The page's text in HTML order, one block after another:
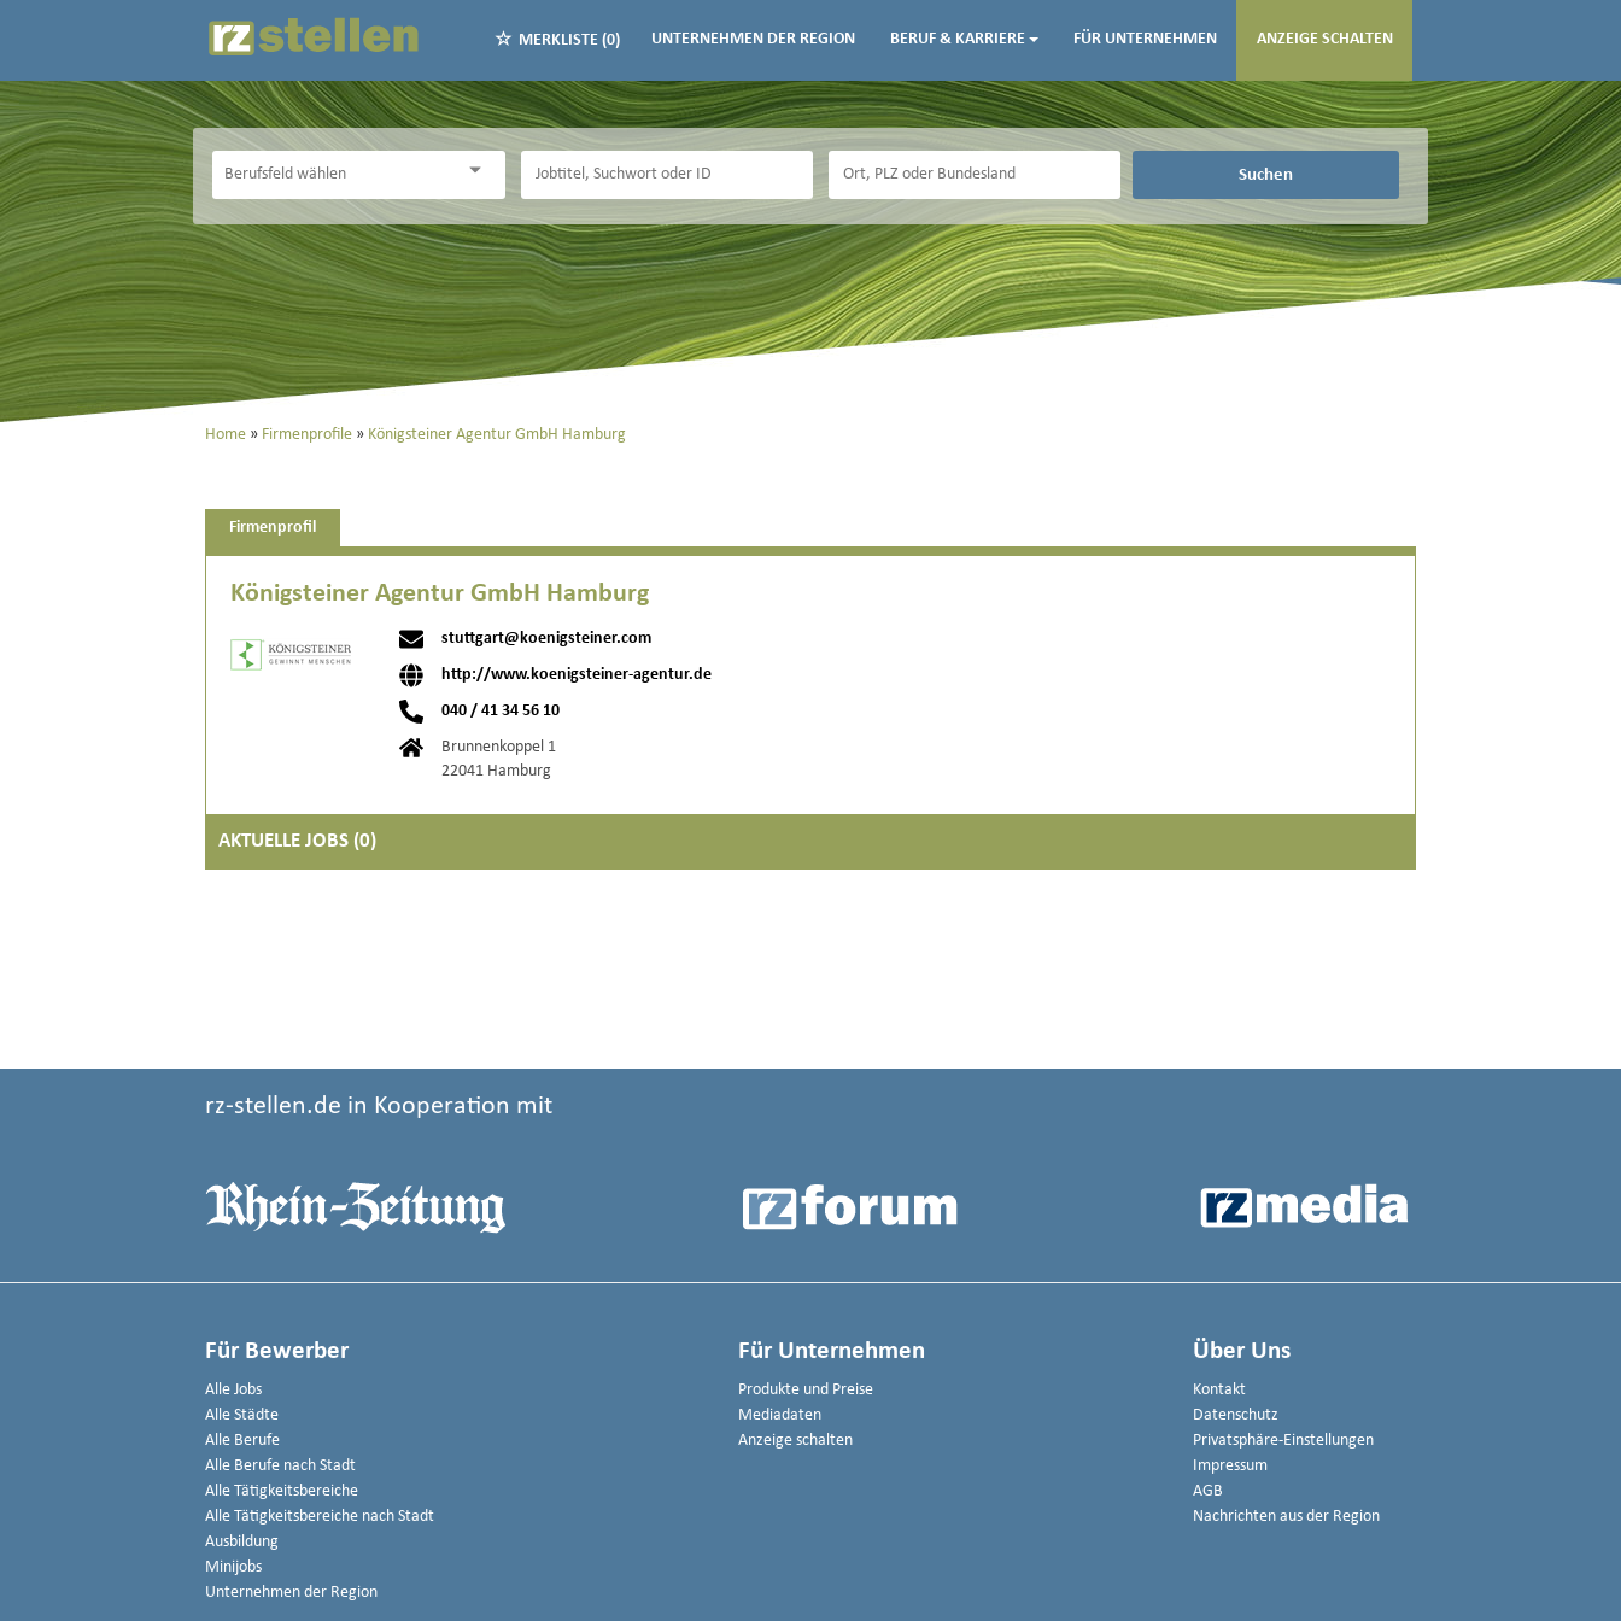
MERKLISTE (0) UNTERNEHMEN DER REGION BERUF & KARRIERE FÜR UNTERNEHMEN ANZEIGE SCHALTEN
Suchen
Home Firmenprofile Königsteiner Agentur GmbH Hamburg
Firmenprofil
Königsteiner Agentur GmbH Hamburg
stuttgart@koenigsteiner.com
http://www.koenigsteiner-agentur.de
040 / 41 34 56 10
Brunnenkoppel 1
22041 Hamburg
AKTUELLE JOBS (0)
rz-stellen.de in Kooperation mit
Für Bewerber
Alle Jobs
Alle Städte
Alle Berufe
Alle Berufe nach Stadt
Alle Tätigkeitsbereiche
Alle Tätigkeitsbereiche nach Stadt
Ausbildung
Minijobs
Unternehmen der Region
Für Unternehmen
Produkte und Preise
Mediadaten
Anzeige schalten
Über Uns
Kontakt
Datenschutz
Privatsphäre-Einstellungen
Impressum
AGB
Nachrichten aus der Region